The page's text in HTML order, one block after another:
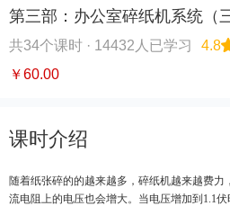
第三部：办公室碎纸机系统（
共34个课时 · 14432人已学习
4.8
￥60.00
课时介绍
随着纸张碎的的越来越多，碎纸机越来越费
流电阻上的电压也会增大。当电压增加到1.1